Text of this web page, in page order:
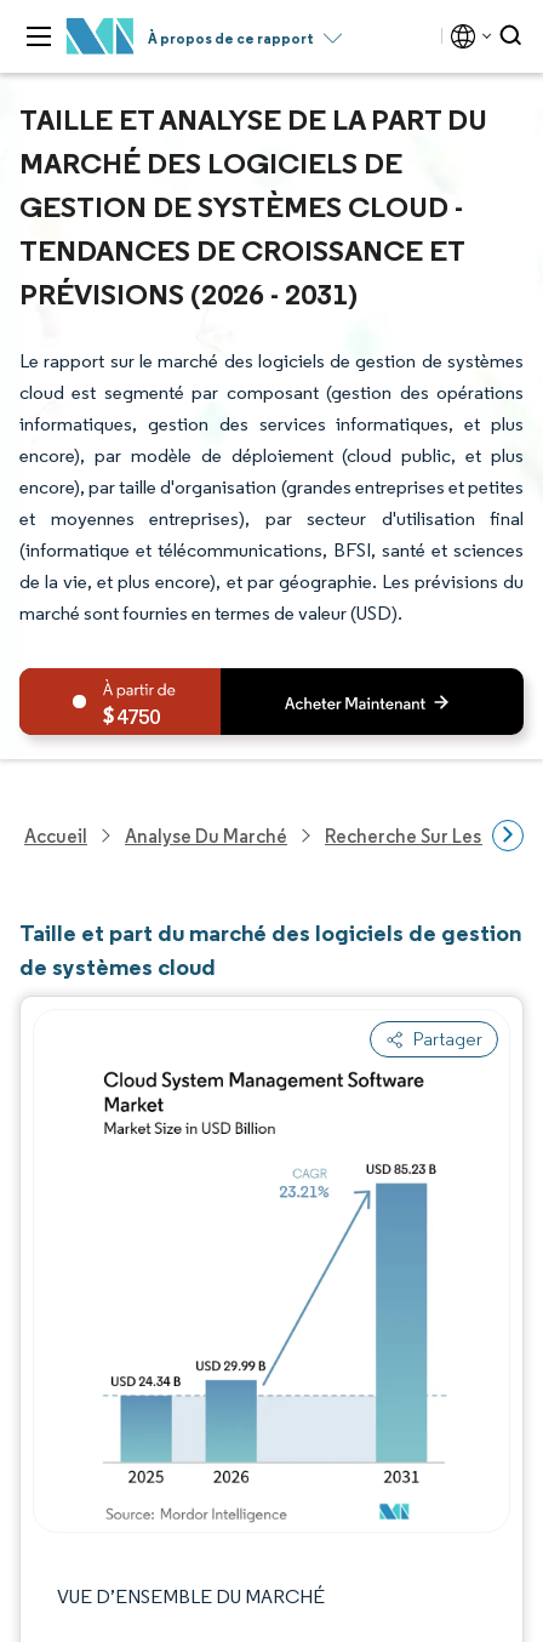
À propos de ce rapport
TAILLE ET ANALYSE DE LA PART DU
MARCHÉ DES LOGICIELS DE
GESTION DE SYSTÈMES CLOUD -
TENDANCES DE CROISSANCE ET
PRÉVISIONS (2026 - 2031)
Le rapport sur le marché des logiciels de gestion de systèmes
cloud est segmenté par composant (gestion des opérations
informatiques, gestion des services informatiques, et plus
encore), par modèle de déploiement (cloud public, et plus
encore), par taille d'organisation (grandes entreprises et petites
et moyennes entreprises), par secteur d'utilisation final
(informatique et télécommunications, BFSI, santé et sciences
de la vie, et plus encore), et par géographie. Les prévisions du
marché sont fournies en termes de valeur (USD).
4750
Accueil Analyse Du Marché Recherche Sur Les
Taille et part du marché des logiciels de gestion
de systèmes cloud
Partager
VUE D’ENSEMBLE DU MARCHÉ
Image © Mordor Intelligence. La